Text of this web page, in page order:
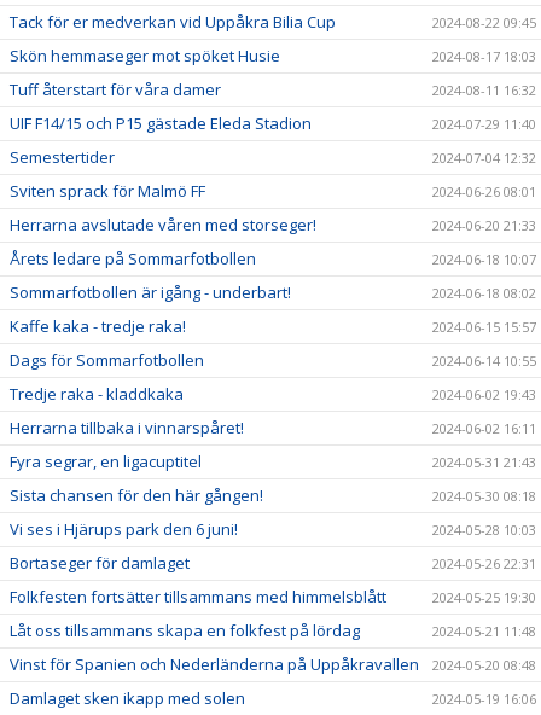
Tack för er medverkan vid Uppåkra Bilia Cup 2024-08-22 09:45
Skön hemmaseger mot spöket Husie 2024-08-17 18:03
Tuff återstart för våra damer 2024-08-11 16:32
UIF F14/15 och P15 gästade Eleda Stadion 2024-07-29 11:40
Semestertider 2024-07-04 12:32
Sviten sprack för Malmö FF 2024-06-26 08:01
Herrarna avslutade våren med storseger! 2024-06-20 21:33
Årets ledare på Sommarfotbollen 2024-06-18 10:07
Sommarfotbollen är igång - underbart! 2024-06-18 08:02
Kaffe kaka - tredje raka! 2024-06-15 15:57
Dags för Sommarfotbollen 2024-06-14 10:55
Tredje raka - kladdkaka 2024-06-02 19:43
Herrarna tillbaka i vinnarspåret! 2024-06-02 16:11
Fyra segrar, en ligacuptitel 2024-05-31 21:43
Sista chansen för den här gången! 2024-05-30 08:18
Vi ses i Hjärups park den 6 juni! 2024-05-28 10:03
Bortaseger för damlaget 2024-05-26 22:31
Folkfesten fortsätter tillsammans med himmelsblått 2024-05-25 19:30
Låt oss tillsammans skapa en folkfest på lördag 2024-05-21 11:48
Vinst för Spanien och Nederländerna på Uppåkravallen 2024-05-20 08:48
Damlaget sken ikapp med solen 2024-05-19 16:06